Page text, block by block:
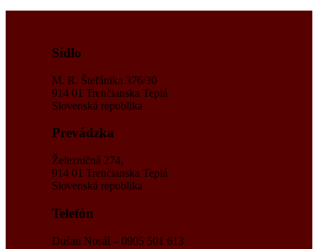
Sídlo
M. R. Štefánika 376/30
914 01 Trenčianska Teplá
Slovenská republika
Prevádzka
Železničná 274,
914 01 Trenčianska Teplá
Slovenská republika
Telefón
Dušan Nosál – 0905 501 613